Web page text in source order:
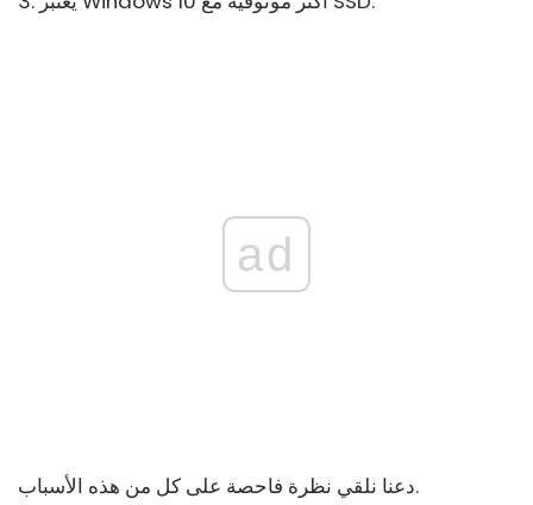
ad
دعنا نلقي نظرة فاحصة على كل من هذه الأسباب.